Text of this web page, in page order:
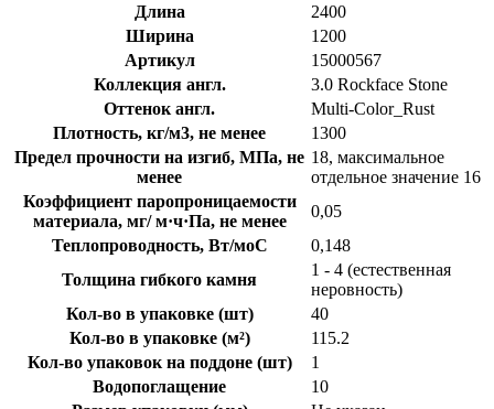
Длина
2400
Ширина
1200
Артикул
15000567
Коллекция англ.
3.0 Rockface Stone
Оттенок англ.
Multi-Color_Rust
Плотность, кг/м3, не менее
1300
Предел прочности на изгиб, МПа, не
менее
18, максимальное
отдельное значение 16
Коэффициент паропроницаемости
материала, мг/ м·ч·Па, не менее
0,05
Теплопроводность, Вт/моС
0,148
Толщина гибкого камня
1 - 4 (естественная
неровность)
Кол-во в упаковке (шт)
40
Кол-во в упаковке (м²)
115.2
Кол-во упаковок на поддоне (шт)
1
Водопоглащение
10